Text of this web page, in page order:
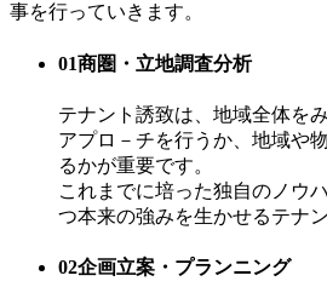
事を行っていきます。
01商圏・立地調査分析
テナント誘致は、地域全体を
アプロ－チを行うか、地域や
るかが重要です。
これまでに培った独自のノウ
つ本来の強みを生かせるテナ
02企画立案・プランニング